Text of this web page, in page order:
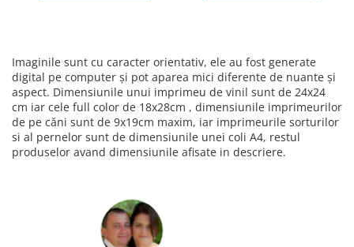
Imaginile sunt cu caracter orientativ, ele au fost generate
digital pe computer și pot aparea mici diferente de nuante și
aspect. Dimensiunile unui imprimeu de vinil sunt de 24x24
cm iar cele full color de 18x28cm , dimensiunile imprimeurilor
de pe căni sunt de 9x19cm maxim, iar imprimeurile sorturilor
si al pernelor sunt de dimensiunile unei coli A4, restul
produselor avand dimensiunile afisate in descriere.